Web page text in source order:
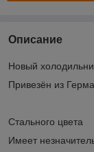
Описание
Новый
Привезён из
Стального цвета
Имеет